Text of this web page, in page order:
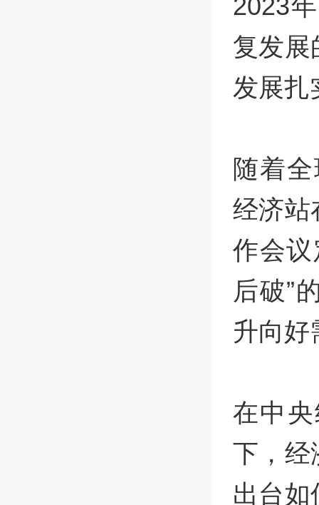
2023
复发展
发展扎
随着
经济站
作会
后破”
升向好
在中
下，经
出台如